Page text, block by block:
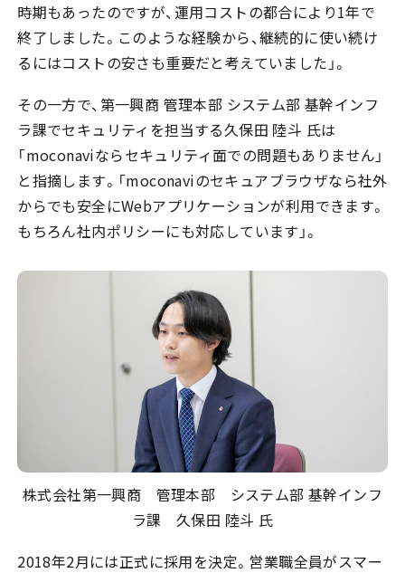
時期もあったのですが、運用コストの都合により1年で
終了しました。このような経験から、継続的に使い続け
るにはコストの安さも重要だと考えていました」。
その一方で、第一興商 管理本部 システム部 基幹インフ
ラ課でセキュリティを担当する久保田 陸斗 氏は
「moconaviならセキュリティ面での問題もありません」
と指摘します。「moconaviのセキュアブラウザなら社外
からでも安全にWebアプリケーションが利用できます。
もちろん社内ポリシーにも対応しています」。
株式会社第一興商 管理本部 システム部 基幹インフ
ラ課 久保田 陸斗 氏
2018年2月には正式に採用を決定。営業職全員がスマー